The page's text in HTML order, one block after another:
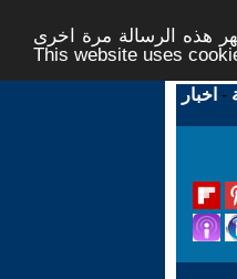
هذه الرسالة مرة اخرى -
This website uses
- اخبار